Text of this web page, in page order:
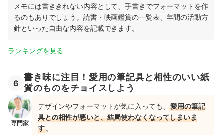
メモには書ききれない内容として、手書きでフォーマットを作
るのもありでしょう。読書・映画鑑賞の一覧表、年間の活動方
針といった自由な内容を記載できます。
ランキングを見る
6
書き味に注目！愛用の筆記具と相性のいい紙
質のものをチョイスしよう
専門家
デザインやフォーマットが気に入っても、
愛用の筆記
具との相性が悪いと、結局使わなくなってしまいま
す 。